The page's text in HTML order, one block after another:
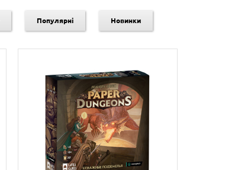
Популярні Новинки